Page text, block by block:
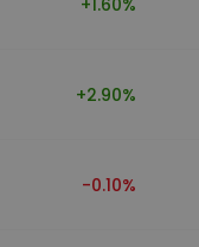
+2.90%
-0.10%